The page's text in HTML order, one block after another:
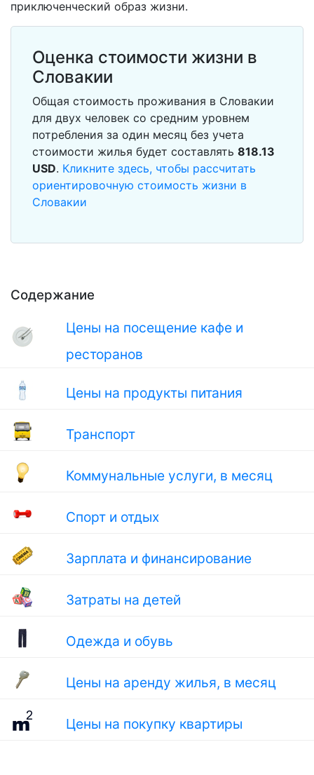
Содержание
Цены на посещение кафе и
ресторанов
Цены на продукты питания
Транспорт
Коммунальные услуги, в месяц
Спорт и отдых
Зарплата и финансирование
Затраты на детей
Одежда и обувь
Цены на аренду жилья, в месяц
Цены на покупку квартиры
приключенческий образ жизни.
Оценка стоимости жизни в
Словакии
Общая стоимость проживания в Словакии
для двух человек со средним уровнем
потребления за один месяц без учета
стоимости жилья будет составлять 818.13
USD. Кликните здесь, чтобы рассчитать
ориентировочную стоимость жизни в
Словакии